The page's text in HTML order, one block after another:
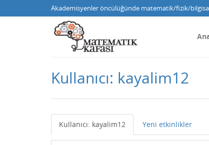
Akademisyenler öncülüğünde matematik/fizik/
Kullanıcı: kayalim12
Kullanıcı: kayalim12 Yeni etkinlikler